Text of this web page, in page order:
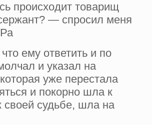
происходит товарищ
— спросил меня
ему ответить и по
и указал на
уже перестала
и покорно шла к
судьбе, шла на